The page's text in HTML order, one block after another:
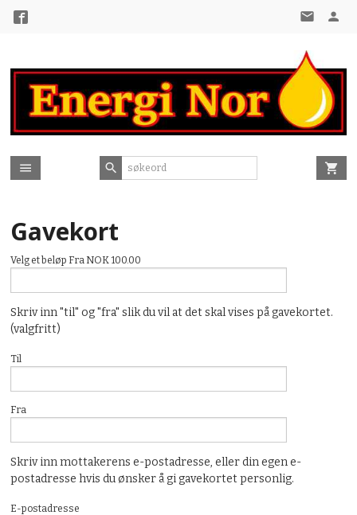
Gavekort
Velg et beløp Fra NOK 100.00
Skriv inn "til" og "fra" slik du vil at det skal vises på gavekortet.
(valgfritt)
Til
Fra
Skriv inn mottakerens e-postadresse, eller din egen e-
postadresse hvis du ønsker å gi gavekortet personlig.
E-postadresse